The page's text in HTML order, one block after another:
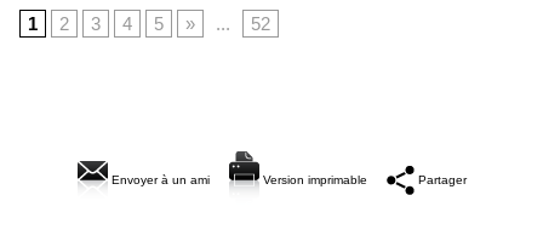
1
2 3 4 5 » ... 52
Envoyer à un ami Version imprimable Partager